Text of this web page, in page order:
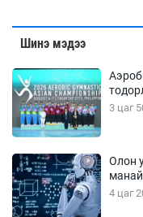
Шинэ мэдээ
3 цаг
Олон
4 цаг